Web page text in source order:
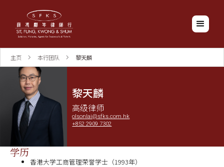
主页 本行团队 黎天麟
黎天麟
高级律师
olsonlai@sfks.com.hk
+852 2909 7302
学历
香港大学工商管理荣誉学士（1993年）